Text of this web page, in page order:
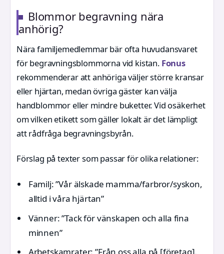
Blommor begravning nära
anhörig?
Nära familjemedlemmar bär ofta huvudansvaret
för begravningsblommorna vid kistan. Fonus
rekommenderar att anhöriga väljer större kransar
eller hjärtan, medan övriga gäster kan välja
handblommor eller mindre buketter. Vid osäkerhet
om vilken etikett som gäller lokalt är det lämpligt
att rådfråga begravningsbyrån.
Förslag på texter som passar för olika relationer:
Familj: ”Vår älskade mamma/farbror/syskon,
alltid i våra hjärtan”
Vänner: ”Tack för vänskapen och alla fina
minnen”